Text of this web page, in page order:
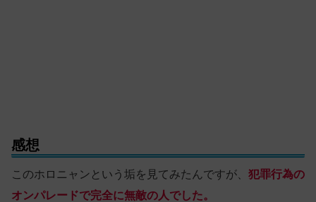
感想
このホロニャンという垢を見てみたんですが、 犯罪行為の
オンパレードで完全に無敵の人でした。